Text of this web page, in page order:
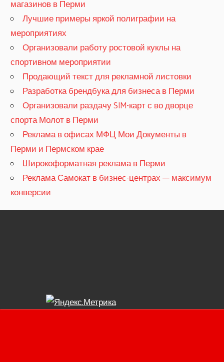
магазинов в Перми
Лучшие примеры яркой полиграфии на
мероприятиях
Организовали работу ростовой куклы на
спортивном мероприятии
Продающий текст для рекламной листовки
Разработка брендбука для бизнеса в Перми
Организовали раздачу SIM-карт с во дворце
спорта Молот в Перми
Реклама в офисах МФЦ Мои Документы в
Перми и Пермском крае
Широкоформатная реклама в Перми
Реклама Самокат в бизнес-центрах — максимум
конверсии